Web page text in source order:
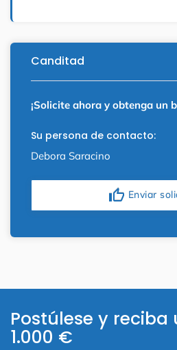
Canditad
¡Solicite ahora y obtenga un
Su persona de contacto:
Debora Saracino
thumb_up Enviar
Postúlese y reciba
1.000 €